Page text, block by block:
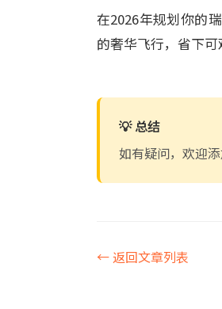
在2026年规划你的
的奢华飞行，省下可
💡 总结
如有疑问，欢迎
← 返回文章列表